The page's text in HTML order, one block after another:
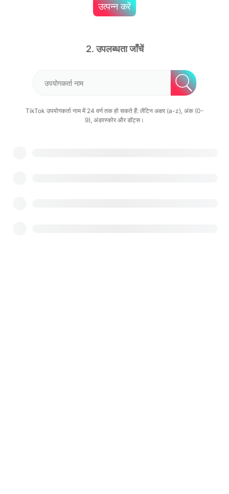
उत्पन्न करें
2. उपलब्धता जाँचें
TikTok उपयोगकर्ता नाम में 24 वर्ण तक हो सकते हैं: लैटिन अक्षर (a-z), अंक (0-
9), अंडरस्कोर और डॉट्स।